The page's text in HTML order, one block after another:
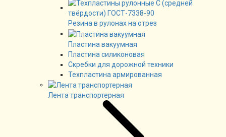
Резина в рулонах на отрез
Пластина вакуумная
Пластина силиконовая
Скребки для дорожной техники
Техпластина армированная
Лента транспортерная